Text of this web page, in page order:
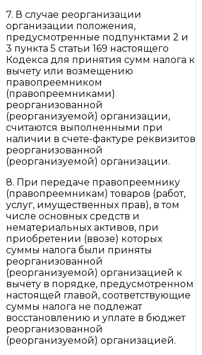
7. В случае реорганизации
организации положения,
предусмотренные подпунктами 2 и
3 пункта 5 статьи 169 настоящего
Кодекса для принятия сумм налога к
вычету или возмещению
правопреемником
(правопреемниками)
реорганизованной
(реорганизуемой) организации,
считаются выполненными при
наличии в счете-фактуре реквизитов
реорганизованной
(реорганизуемой) организации.
8. При передаче правопреемнику
(правопреемникам) товаров (работ,
услуг, имущественных прав), в том
числе основных средств и
нематериальных активов, при
приобретении (ввозе) которых
суммы налога были приняты
реорганизованной
(реорганизуемой) организацией к
вычету в порядке, предусмотренном
настоящей главой, соответствующие
суммы налога не подлежат
восстановлению и уплате в бюджет
реорганизованной
(реорганизуемой) организацией.